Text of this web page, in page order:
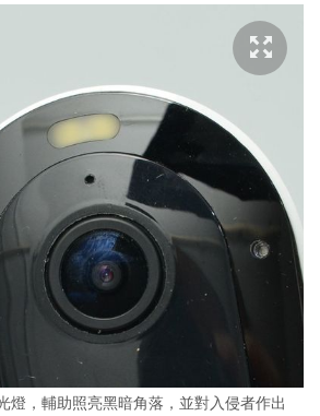
燈，輔助照亮黑暗角落，並對入侵者作出